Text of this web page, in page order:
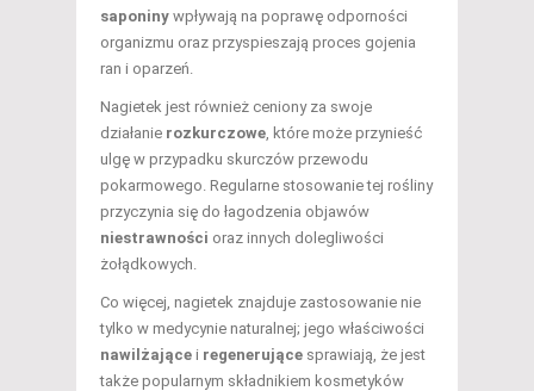
saponiny wpływają na poprawę odporności
organizmu oraz przyspieszają proces gojenia
ran i oparzeń.
Nagietek jest również ceniony za swoje
działanie rozkurczowe , które może przynieść
ulgę w przypadku skurczów przewodu
pokarmowego. Regularne stosowanie tej rośliny
przyczynia się do łagodzenia objawów
niestrawności oraz innych dolegliwości
żołądkowych.
Co więcej, nagietek znajduje zastosowanie nie
tylko w medycynie naturalnej; jego właściwości
nawilżające i regenerujące sprawiają, że jest
także popularnym składnikiem kosmetyków